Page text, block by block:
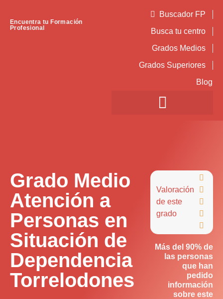
Encuentra tu Formación
Profesional
Buscador FP
Busca tu centro
Grados Medios
Grados Superiores
Blog
Grado Medio
Atención a
Personas en
Situación de
Dependencia
Torrelodones
Valoración
de este
grado





Más del 90% de
las personas
que han
pedido
información
sobre este